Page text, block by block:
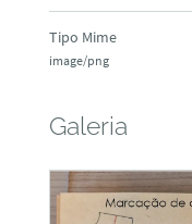
Tipo Mime
image/png
Galeria